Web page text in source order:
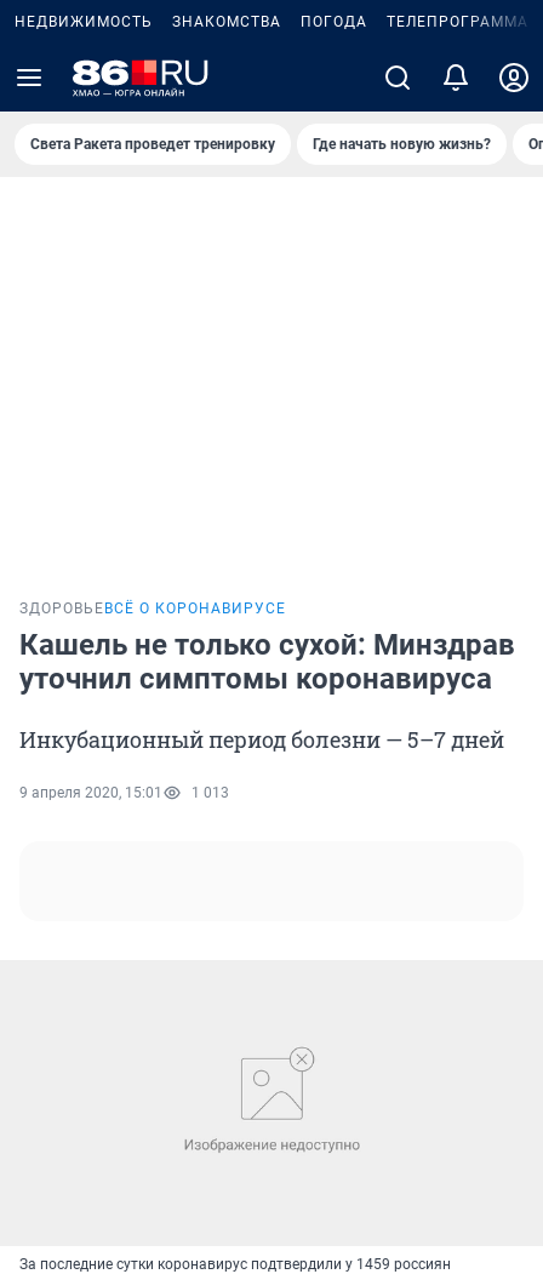
НЕДВИЖИМОСТЬ ЗНАКОМСТВА ПОГОДА ТЕЛЕПРОГРАММА
Света Ракета проведет тренировку Где начать новую жизнь?
ЗДОРОВЬЕ ВСЁ О КОРОНАВИРУСЕ
Кашель не только сухой: Минздрав
уточнил симптомы коронавируса
Инкубационный период болезни — 5–7 дней
9 апреля 2020, 15:01 1 013
За последние сутки коронавирус подтвердили у 1459 россиян